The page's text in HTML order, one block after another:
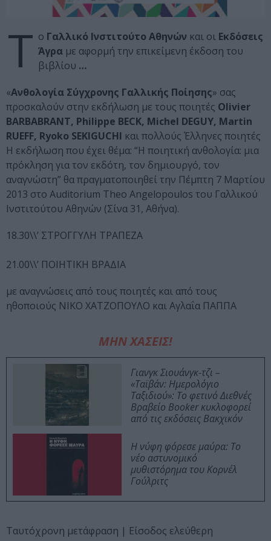
Τ ο Γαλλικό Ινστιτούτο Αθηνών και οι Εκδόσεις
Άγρα με αφορμή την επικείμενη έκδοση του
βιβλίου …
«Ανθολογία Σύγχρονης Γαλλικής Ποίησης» σας
προσκαλούν στην εκδήλωση με τους ποιητές Olivier
BARBABRANT, Philippe BECK, Michel DEGUY, Martin
RUEFF, Ryoko SEKIGUCHI και πολλούς Έλληνες ποιητές
Η εκδήλωση που έχει θέμα: “Η ποιητική ανθολογία: μια
πρόκληση για τον εκδότη, τον δημιουργό, τον
αναγνώστη” θα πραγματοποιηθεί την Πέμπτη 7 Μαρτίου
2013 στο Auditorium Theo Angelopoulos του Γαλλικού
Ινστιτούτου Αθηνών (Σίνα 31, Αθήνα).
18.30\\’ ΣΤΡΟΓΓΥΛΗ ΤΡΑΠΕΖΑ
21.00\\’ ΠΟΙΗΤΙΚΗ ΒΡΑΔΙΑ
με αναγνώσεις από τους ποιητές και από τους
ηθοποιούς ΝΙΚΟ ΧΑΤΖΟΠΟΥΛΟ και Αγλαΐα ΠΑΠΠΑ
ΜΗΝ ΧΑΣΕΙΣ!
Γιανγκ Σιουάνγκ-τζι –
«Ταϊβάν: Ημερολόγιο
Ταξιδιού»: Το φετινό Διεθνές
Βραβείο Booker κυκλοφορεί
από τις εκδόσεις Βακχικόν
Η νύφη φόρεσε μαύρα: Το
νέο αστυνομικό
μυθιστόρημα του Κορνέλ
Γούλριτς
Ταυτόχρονη μετάφραση | Είσοδος ελεύθερη